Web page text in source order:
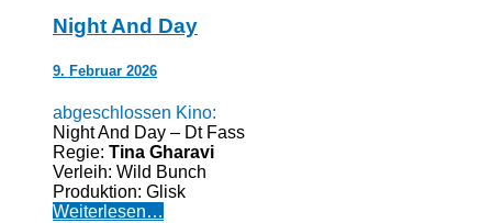
Night And Day
9. Februar 2026
abgeschlossen Kino:
Night And Day – Dt Fass
Regie: Tina Gharavi
Verleih: Wild Bunch
Produktion: Glisk
Weiterlesen…